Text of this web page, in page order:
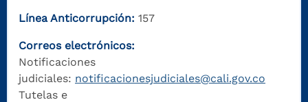
Línea Anticorrupción: 157
Correos electrónicos:
Notificaciones
judiciales: notificacionesjudiciales@cali.gov.co
Tutelas e